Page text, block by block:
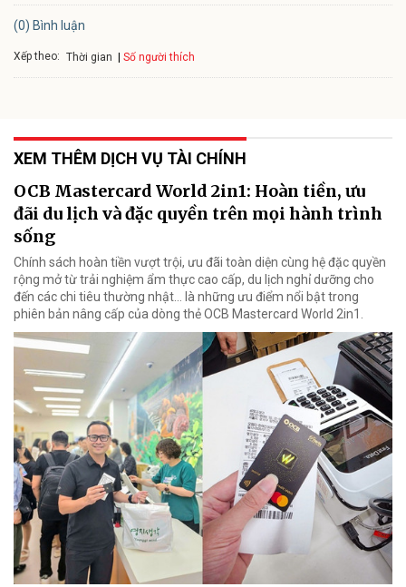
(0) Bình luận
Xếp theo: Thời gian Số người thích
XEM THÊM DỊCH VỤ TÀI CHÍNH
OCB Mastercard World 2in1: Hoàn tiền, ưu
đãi du lịch và đặc quyền trên mọi hành trình
sống
Chính sách hoàn tiền vượt trội, ưu đãi toàn diện cùng hệ đặc quyền
rộng mở từ trải nghiệm ẩm thực cao cấp, du lịch nghỉ dưỡng cho
đến các chi tiêu thường nhật… là những ưu điểm nổi bật trong
phiên bản nâng cấp của dòng thẻ OCB Mastercard World 2in1.